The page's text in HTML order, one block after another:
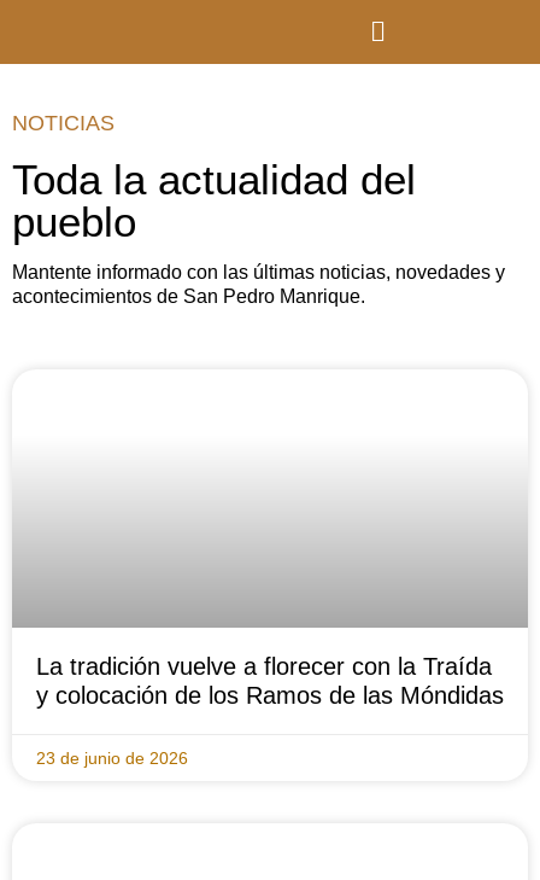
NOTICIAS
Toda la actualidad del
pueblo
Mantente informado con las últimas noticias, novedades y
acontecimientos de San Pedro Manrique.
La tradición vuelve a florecer con la Traída
y colocación de los Ramos de las Móndidas
23 de junio de 2026